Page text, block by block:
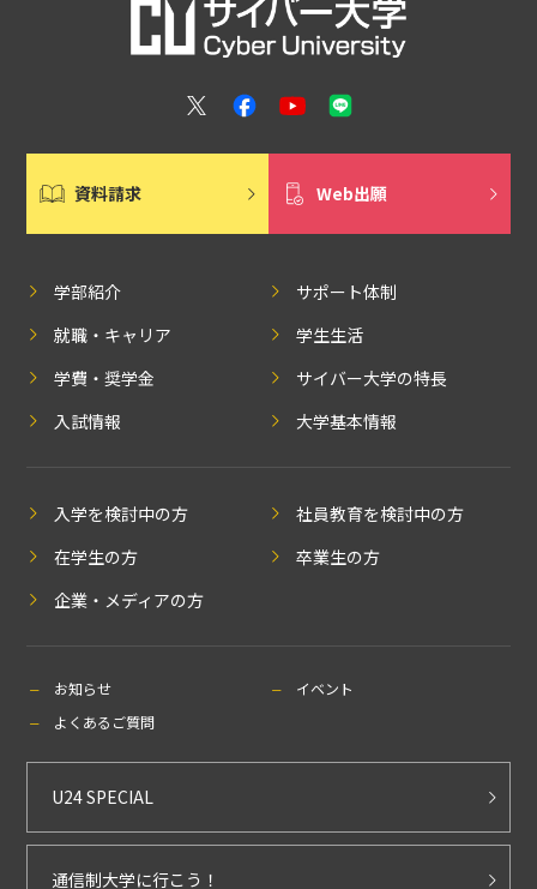
資料請求 Web出願
学部紹介
サポート体制
就職・キャリア
学生生活
学費・奨学金
サイバー大学の特長
入試情報
大学基本情報
入学を検討中の方
社員教育を検討中の方
在学生の方
卒業生の方
企業・メディアの方
お知らせ
イベント
よくあるご質問
U24 SPECIAL
通信制大学に行こう！